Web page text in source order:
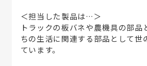
＜担当した製品は…＞
トラックの板バネや農機具の部品
ちの生活に関連する部品として世
ています。